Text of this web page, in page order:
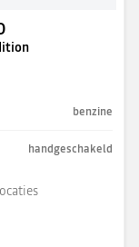
benzine
handgeschakeld